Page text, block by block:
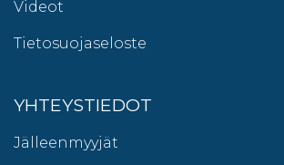
Videot
Tietosuojaseloste
YHTEYSTIEDOT
Jälleenmyyjät